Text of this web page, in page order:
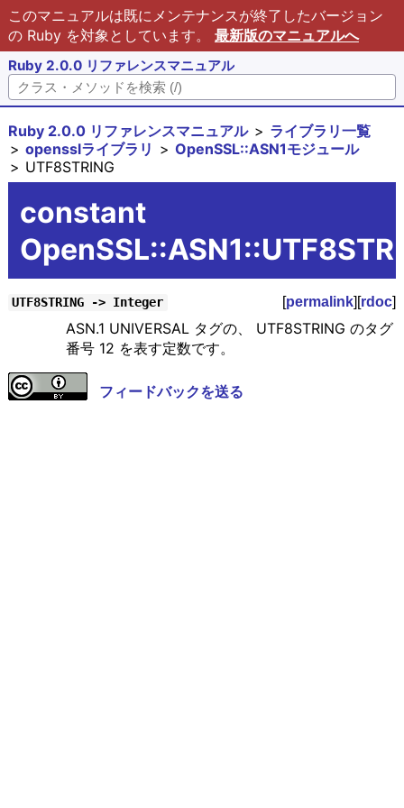
このマニュアルは既にメンテナンスが終了したバージョン
の Ruby を対象としています。 最新版のマニュアルへ
Ruby 2.0.0 リファレンスマニュアル
Ruby 2.0.0 リファレンスマニュアル
ライブラリ一覧
opensslライブラリ
OpenSSL::ASN1モジュール
UTF8STRING
constant
UTF8STRING -> Integer [permalink][rdoc]
ASN.1 UNIVERSAL タグの、 UTF8STRING のタグ
番号 12 を表す定数です。
フィードバックを送る